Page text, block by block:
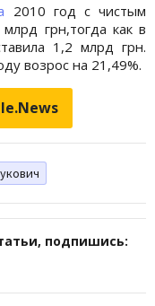
2010 год с чистым
грн,тогда как в
1,2 млрд грн.
возрос на 21,49%.
подпишись: